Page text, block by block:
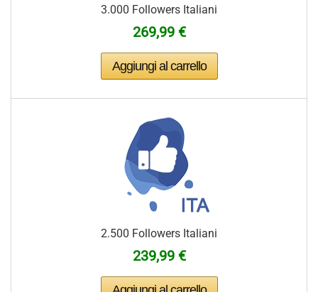
3.000 Followers Italiani
269,99 €
2.500 Followers Italiani
239,99 €